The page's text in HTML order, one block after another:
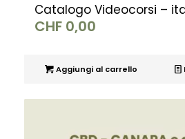
Catalogo Videocorsi –
CHF0,00
Aggiungi al carrello